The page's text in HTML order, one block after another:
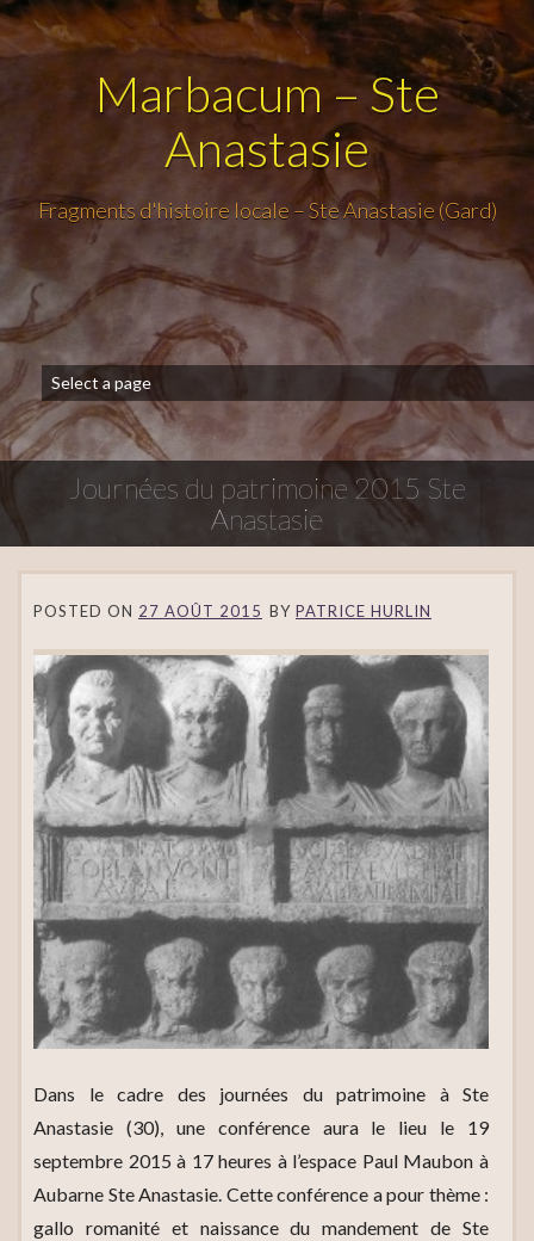
Marbacum – Ste
Anastasie
Fragments d'histoire locale – Ste Anastasie (Gard)
Journées du patrimoine 2015 Ste
Anastasie
POSTED ON 27 AOÛT 2015 BY PATRICE HURLIN
Dans le cadre des journées du patrimoine à Ste
Anastasie (30), une conférence aura le lieu le 19
septembre 2015 à 17 heures à l’espace Paul Maubon à
Aubarne Ste Anastasie. Cette conférence a pour thème :
gallo romanité et naissance du mandement de Ste